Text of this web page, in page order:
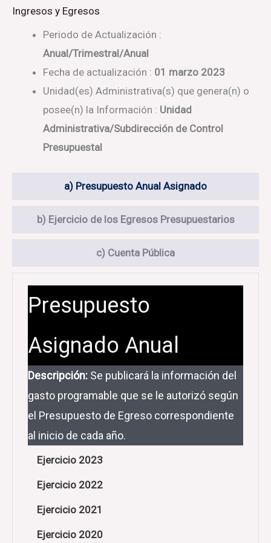
Ingresos y Egresos
Periodo de Actualización :
Anual/Trimestral/Anual
Fecha de actualización : 01 marzo 2023
Unidad(es) Administrativa(s) que genera(n) o
posee(n) la Información : Unidad
Administrativa/Subdirección de Control
Presupuestal
a) Presupuesto Anual Asignado
b) Ejercicio de los Egresos Presupuestarios
c) Cuenta Pública
Presupuesto
Asignado Anual
Descripción: Se publicará la información del
gasto programable que se le autorizó según
el Presupuesto de Egreso correspondiente
al inicio de cada año.
Ejercicio 2023
Ejercicio 2022
Ejercicio 2021
Ejercicio 2020